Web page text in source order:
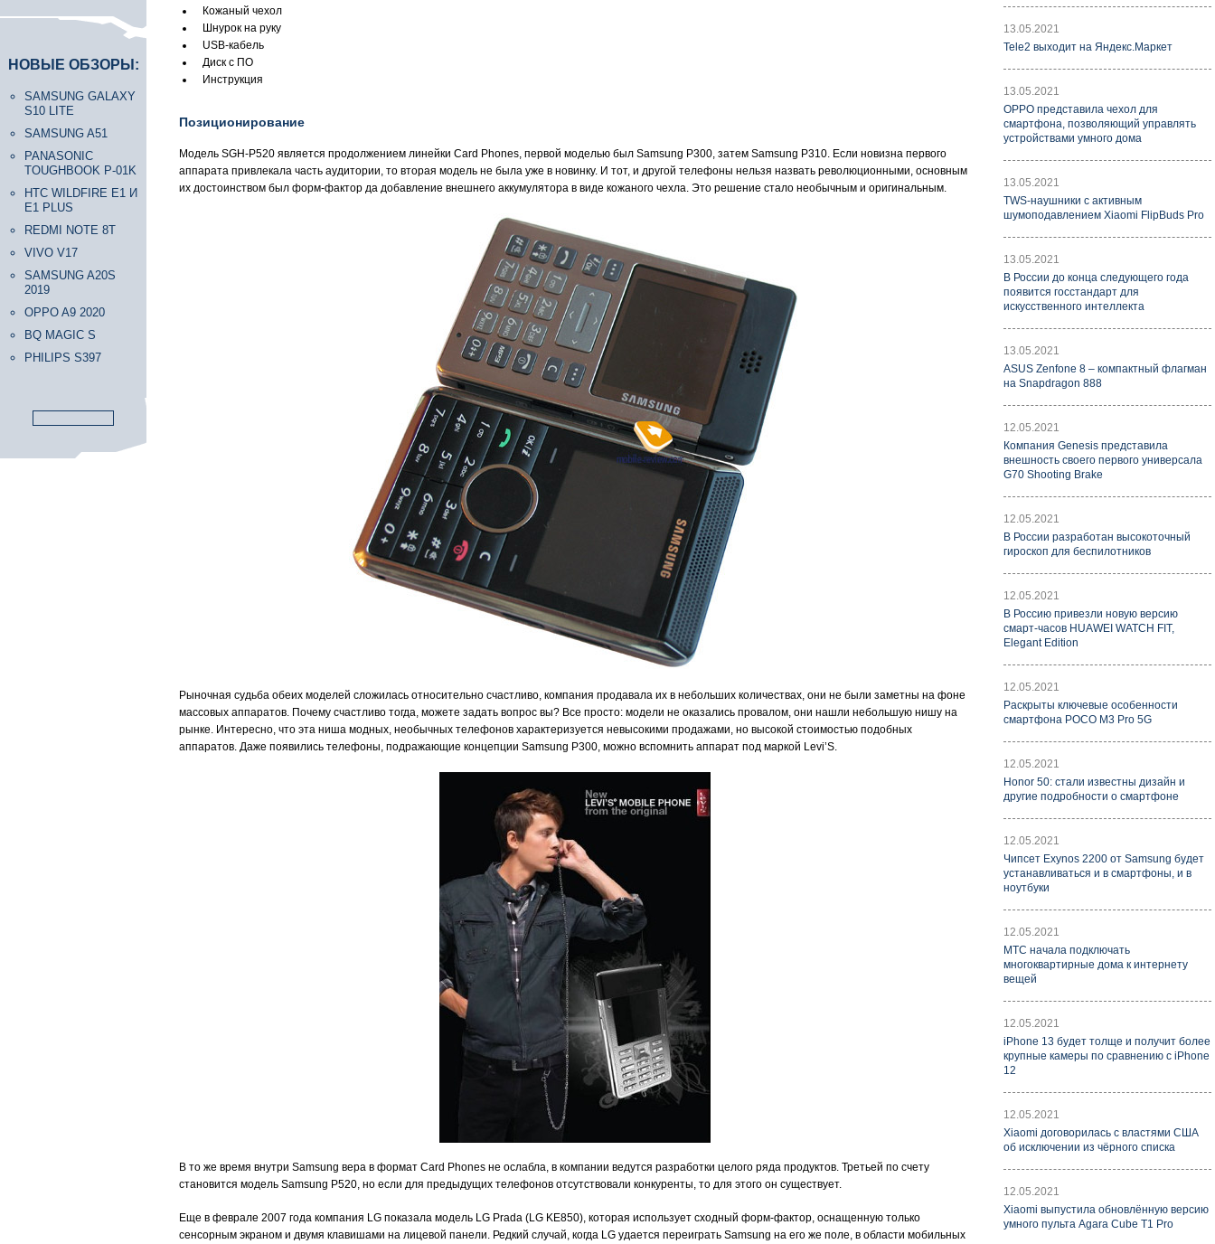
НОВЫЕ ОБЗОРЫ:
SAMSUNG GALAXY
S10 LITE
SAMSUNG A51
PANASONIC
TOUGHBOOK P-01K
HTC WILDFIRE E1 И
E1 PLUS
REDMI NOTE 8T
VIVO V17
SAMSUNG A20S
2019
OPPO A9 2020
BQ MAGIC S
PHILIPS S397
Кожаный чехол
Шнурок на руку
USB-кабель
Диск с ПО
Инструкция
Позиционирование
Модель SGH-P520 является продолжением линейки Card Phones, первой моделью был Samsung P300, затем Samsung P310. Если новизна первого
аппарата привлекала часть аудитории, то вторая модель не была уже в новинку. И тот, и другой телефоны нельзя назвать революционными, основным
их достоинством был форм-фактор да добавление внешнего аккумулятора в виде кожаного чехла. Это решение стало необычным и оригинальным.
Рыночная судьба обеих моделей сложилась относительно счастливо, компания продавала их в небольших количествах, они не были заметны на фоне
массовых аппаратов. Почему счастливо тогда, можете задать вопрос вы? Все просто: модели не оказались провалом, они нашли небольшую нишу на
рынке. Интересно, что эта ниша модных, необычных телефонов характеризуется невысокими продажами, но высокой стоимостью подобных
аппаратов. Даже появились телефоны, подражающие концепции Samsung P300, можно вспомнить аппарат под маркой Levi’S.
В то же время внутри Samsung вера в формат Card Phones не ослабла, в компании ведутся разработки целого ряда продуктов. Третьей по счету
становится модель Samsung P520, но если для предыдущих телефонов отсутствовали конкуренты, то для этого он существует.
Еще в феврале 2007 года компания LG показала модель LG Prada (LG KE850), которая использует сходный форм-фактор, оснащенную только
сенсорным экраном и двумя клавишами на лицевой панели. Редкий случай, когда LG удается переиграть Samsung на его же поле, в области мобильных
13.05.2021
Tele2 выходит на Яндекс.Маркет
13.05.2021
OPPO представила чехол для
смартфона, позволяющий управлять
устройствами умного дома
13.05.2021
TWS-наушники с активным
шумоподавлением Xiaomi FlipBuds Pro
13.05.2021
В России до конца следующего года
появится госстандарт для
искусственного интеллекта
13.05.2021
ASUS Zenfone 8 – компактный флагман
на Snapdragon 888
12.05.2021
Компания Genesis представила
внешность своего первого универсала
G70 Shooting Brake
12.05.2021
В России разработан высокоточный
гироскоп для беспилотников
12.05.2021
В Россию привезли новую версию
смарт-часов HUAWEI WATCH FIT,
Elegant Edition
12.05.2021
Раскрыты ключевые особенности
смартфона POCO M3 Pro 5G
12.05.2021
Honor 50: стали известны дизайн и
другие подробности о смартфоне
12.05.2021
Чипсет Exynos 2200 от Samsung будет
устанавливаться и в смартфоны, и в
ноутбуки
12.05.2021
МТС начала подключать
многоквартирные дома к интернету
вещей
12.05.2021
iPhone 13 будет толще и получит более
крупные камеры по сравнению с iPhone
12
12.05.2021
Xiaomi договорилась с властями США
об исключении из чёрного списка
12.05.2021
Xiaomi выпустила обновлённую версию
умного пульта Agara Cube T1 Pro